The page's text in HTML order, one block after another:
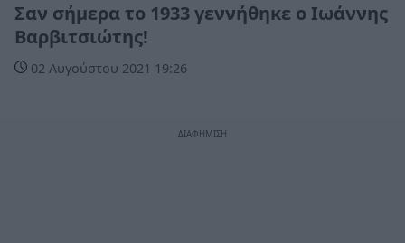
Σαν σήμερα το 1933 γεννήθηκε ο Ιωάννης
Βαρβιτσιώτης!
02 Αυγούστου 2021 19:26